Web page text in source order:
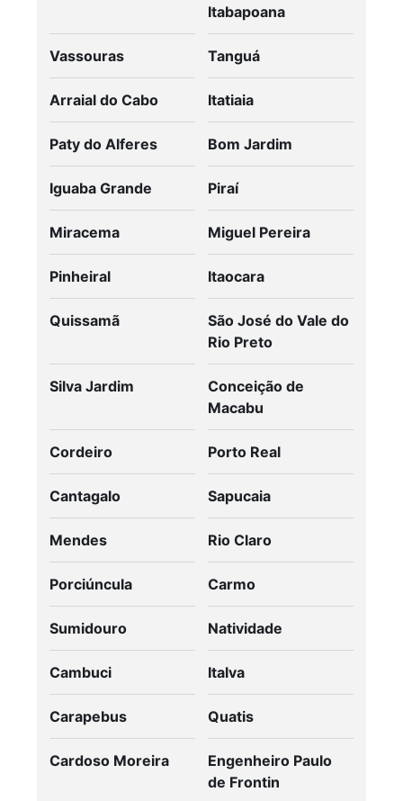
Itabapoana
Vassouras Tanguá
Arraial do Cabo Itatiaia
Paty do Alferes Bom Jardim
Iguaba Grande Piraí
Miracema Miguel Pereira
Pinheiral Itaocara
Quissamã
São José do Vale do
Rio Preto
Silva Jardim
Conceição de
Macabu
Cordeiro Porto Real
Cantagalo Sapucaia
Mendes Rio Claro
Porciúncula Carmo
Sumidouro Natividade
Cambuci Italva
Carapebus Quatis
Cardoso Moreira
Engenheiro Paulo
de Frontin